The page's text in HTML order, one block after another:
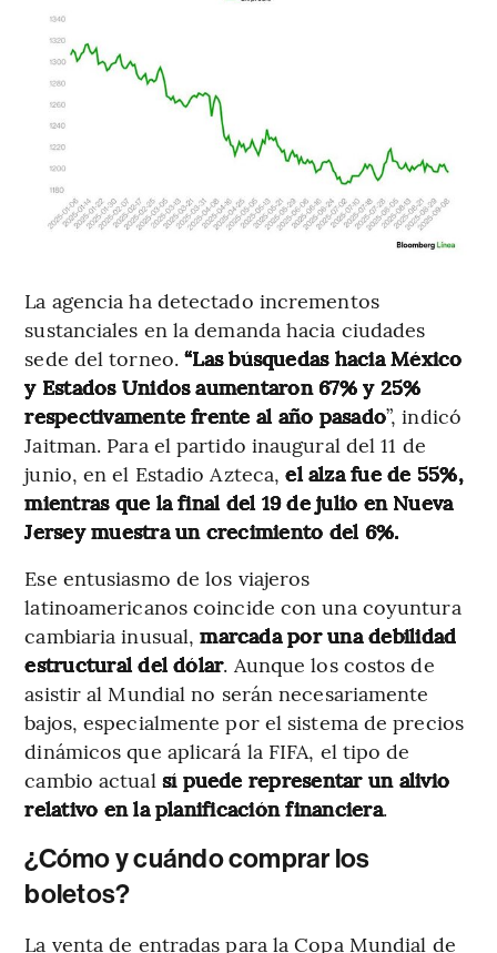
La agencia ha detectado incrementos
sustanciales en la demanda hacia ciudades
sede del torneo.“Las búsquedas hacia México
y Estados Unidos aumentaron 67% y 25%
respectivamente frente al año pasado”, indicó
Jaitman. Para el partido inaugural del 11 de
junio, en el Estadio Azteca,el alza fue de 55%,
mientras que la final del 19 de julio en Nueva
Jersey muestra un crecimiento del 6%.
Ese entusiasmo de los viajeros
latinoamericanos coincide con una coyuntura
cambiaria inusual,marcada por una debilidad
estructural del dólar. Aunque los costos de
asistir al Mundial no serán necesariamente
bajos, especialmente por el sistema de precios
dinámicos que aplicará la FIFA, el tipo de
cambio actual sí puede representar un alivio
relativo en la planificación financiera.
¿Cómo y cuándo comprar los
boletos?
La venta de entradas para la Copa Mundial de